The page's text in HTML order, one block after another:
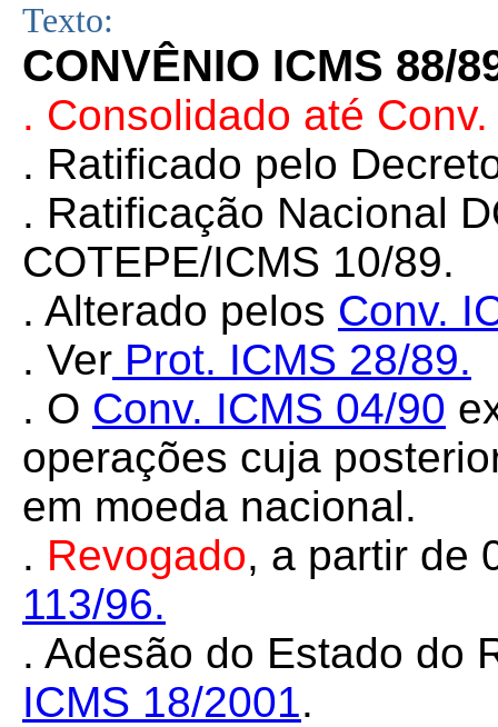
Texto:
CONVÊNIO ICMS 88/
. Consolidado até
. Ratificado pelo
. Ratificação Nacional
COTEPE/ICMS 10/89.
. Alterado pelos Conv.
. Ver Prot. ICMS 28/89.
. O Conv. ICMS 04/90
operações cuja
em moeda nacional.
. Revogado, a partir de
113/96.
. Adesão do Estado do
ICMS 18/2001.